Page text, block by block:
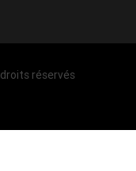
réservés